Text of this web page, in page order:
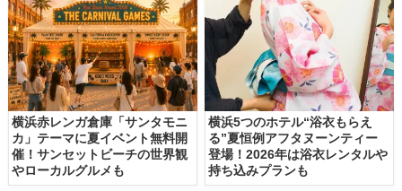
横浜赤レンガ倉庫「サンタモニ
カ」テーマに夏イベント無料開
催！サンセットビーチの世界観
やローカルグルメも
横浜5つのホテル“浴衣もらえ
る”夏恒例アフタヌーンティー
登場！2026年は浴衣レンタルや
持ち込みプランも